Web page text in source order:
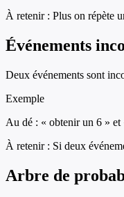
À retenir : Plus on répète
Événements
Deux événements sont
Exemple
Au dé : « obtenir un 6 » et
À retenir : Si deux
Arbre de